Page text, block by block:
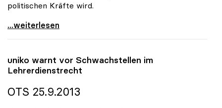
politischen Kräfte wird.
uniko-Appell an nächste Regierung: Vorrangstellung
...weiterlesen
uniko warnt vor Schwachstellen im
Lehrerdienstrecht
OTS 25.9.2013